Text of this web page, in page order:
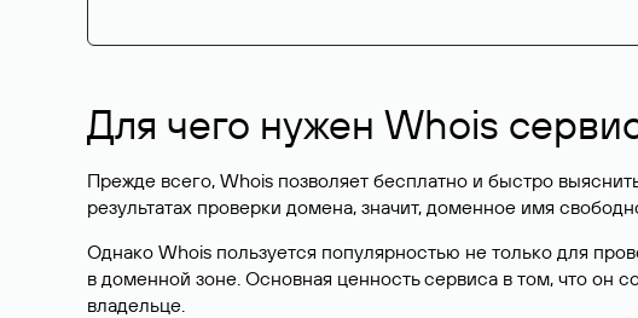
Для чего нужен Whois
Прежде всего, Whois позволяет бесплатно и быстро
результатах проверки домена, значит, доменное имя
Однако Whois пользуется популярностью не только для
в доменной зоне. Основная ценность сервиса в том, что
владельце.